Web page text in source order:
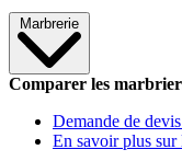
Marbrerie
Comparer les
Demande de
En savoir plus